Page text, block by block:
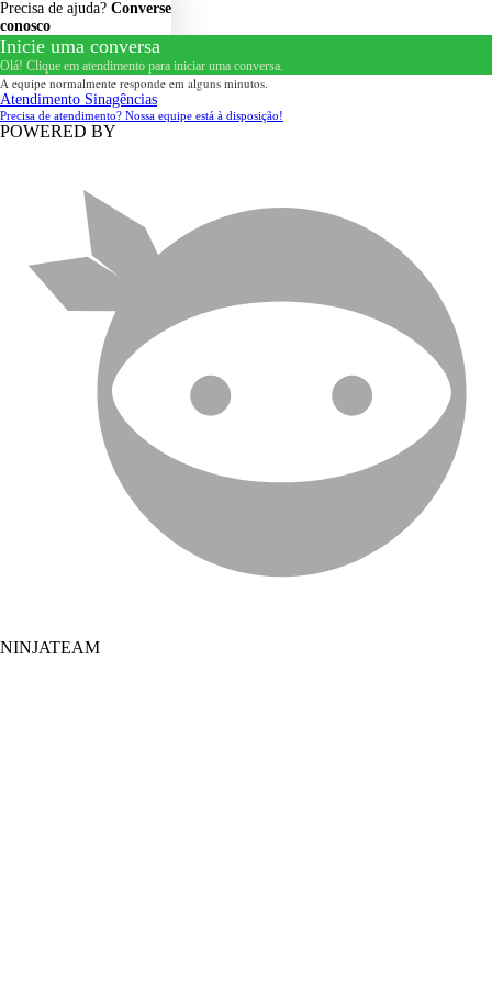
Precisa de ajuda? Converse
conosco
Inicie uma conversa
Olá! Clique em atendimento para iniciar uma conversa.
A equipe normalmente responde em alguns minutos.
Atendimento Sinagências
Precisa de atendimento? Nossa equipe está à disposição!
POWERED BY
NINJATEAM